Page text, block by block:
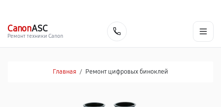
CanonASC
Ремонт техники Canon
Главная / Ремонт цифровых биноклей